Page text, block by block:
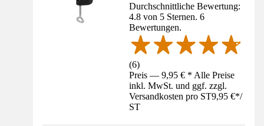
Durchschnittliche Bewertung:
4.8 von 5 Sternen. 6
Bewertungen.
(6)
Preis — 9,95 € * Alle Preise
inkl. MwSt. und ggf. zzgl.
Versandkosten pro ST9,95 €*/
ST